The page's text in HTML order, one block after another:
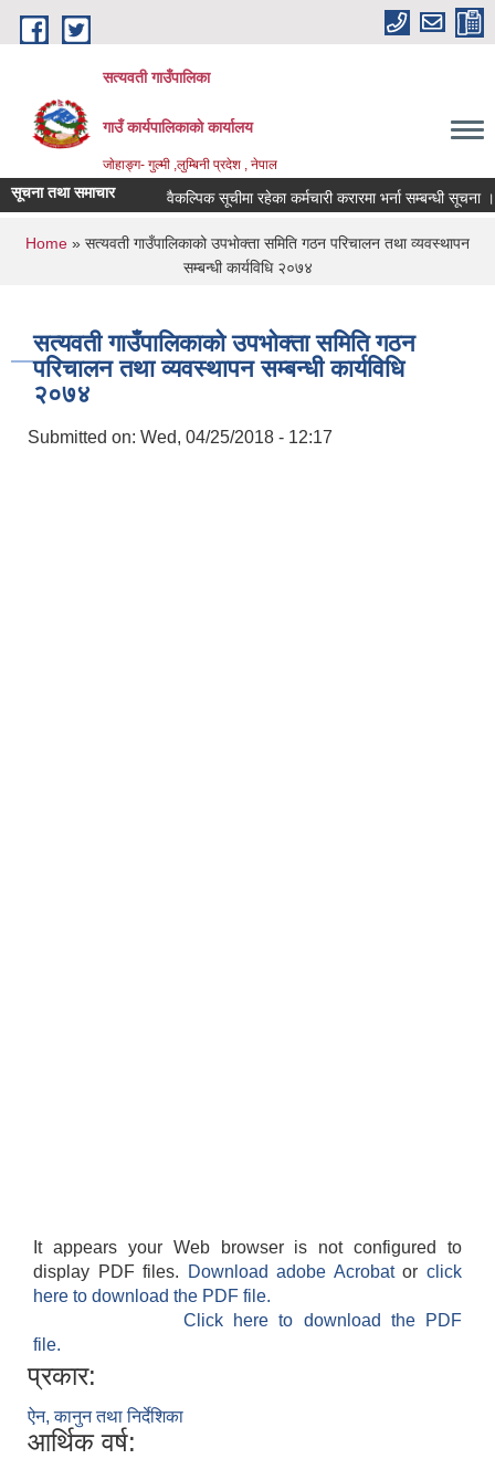
Skip to main content
सत्यवती गाउँपालिका
गाउँ कार्यपालिकाकाे कार्यालय
जाेहाङ्ग- गुल्मी ,लुम्बिनी प्रदेश , नेपाल
सूचना तथा समाचार वैकल्पिक सूचीमा रहेका कर्मचारी करारमा भर्ना सम्बन्धी सूचना ।
You are here
Home » सत्यवती गाउँपालिकाको उपभाेक्ता समिति गठन परिचालन तथा व्यवस्थापन
सम्बन्धी कार्यविधि २०७४
सत्यवती गाउँपालिकाको उपभाेक्ता समिति गठन
परिचालन तथा व्यवस्थापन सम्बन्धी कार्यविधि
२०७४
Submitted on: Wed, 04/25/2018 - 12:17
It appears your Web browser is not configured to
display PDF files.
Download adobe Acrobatorclick
here to download the PDF file.
Click here to download the PDF
file.
प्रकार:
ऐन, कानुन तथा निर्देशिका
आर्थिक वर्ष: